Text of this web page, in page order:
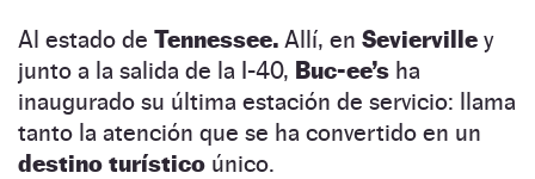
Al estado de Tennessee. Allí, en Sevierville y
junto a la salida de la I-40, Buc-ee’s ha
inaugurado su última estación de servicio: llama
tanto la atención que se ha convertido en un
destino turístico único.